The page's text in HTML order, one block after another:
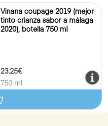
Vinana coupage 2019 (mejor
tinto crianza sabor a málaga
2020), botella 750 ml
23.25€
750 ml